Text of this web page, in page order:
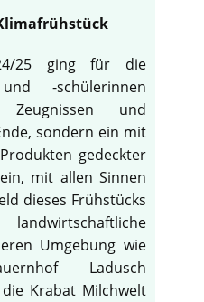
25 ging für die
-schülerinnen
und
sondern ein mit
gedeckter
mit allen Sinnen
dieses Frühstücks
landwirtschaftliche
Umgebung wie
Ladusch
Krabat Milchwelt